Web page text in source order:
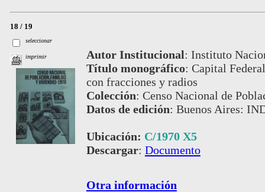
18 / 19
seleccionar
imprimir Autor Institucional: Instituto
Título monográfico: Capital
con fracciones y radios
Colección: Censo Nacional de
Datos de edición: Buenos Aires:
Ubicación: C/1970 X5
Descargar: Documento
Otra información